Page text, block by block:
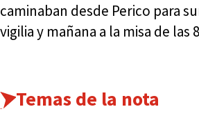
caminaban desde Perico para
vigilia y mañana a la misa de las
Temas de la nota